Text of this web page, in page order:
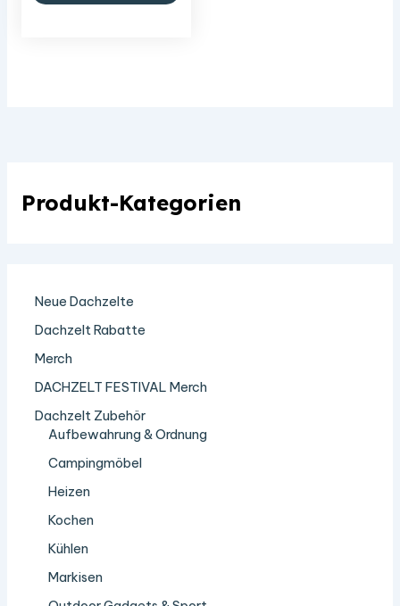
Produkt-Kategorien
Neue Dachzelte
Dachzelt Rabatte
Merch
DACHZELT FESTIVAL Merch
Dachzelt Zubehör
Aufbewahrung & Ordnung
Campingmöbel
Heizen
Kochen
Kühlen
Markisen